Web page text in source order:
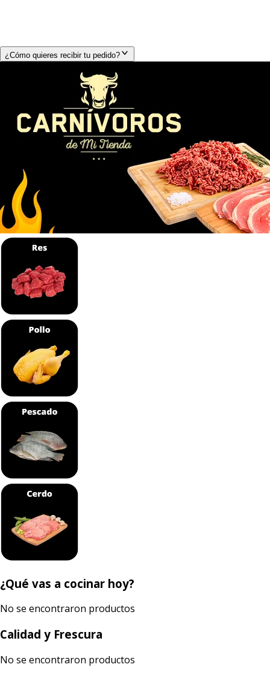
¿Cómo quieres recibir tu pedido?
¿Qué vas a cocinar hoy?
No se encontraron productos
Calidad y Frescura
No se encontraron productos